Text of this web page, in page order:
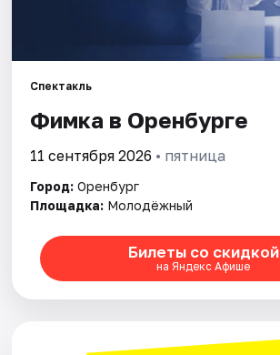
Площадки
Артисты
Рейтинги
Спектакль
Фимка в Оренбурге
11 сентября 2026 • пятница
Город: Оренбург
Площадка: Молодёжный
Билеты со скидкой
на Яндекс Афише